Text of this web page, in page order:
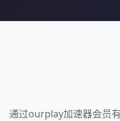
通过ourplay加速器会员